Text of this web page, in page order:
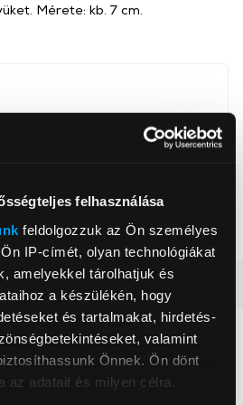
felhasználása
feldolgozzuk az Ön személyes
IP-címét, olyan technológiákat
amelyekkel tárolhatjuk és
a készülékén, hogy
és tartalmakat, hirdetés-
valamint
Önnek. Ön dönt
az adatait és milyen célra.
3+ év
Mérete: kb. 7 cm.
ajánljuk